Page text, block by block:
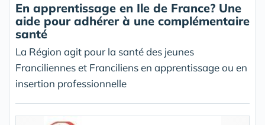
En apprentissage en Ile de France? Une
aide pour adhérer à une complémentaire
santé
La Région agit pour la santé des jeunes
Franciliennes et Franciliens en apprentissage ou en
insertion professionnelle